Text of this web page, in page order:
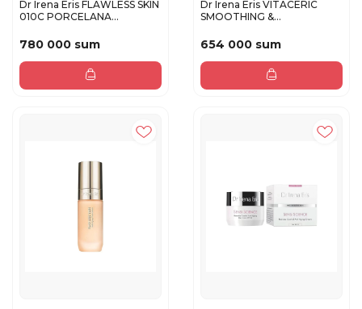
Dr Irena Eris FLAWLESS SKIN
010C PORCELANA
780 000 sum
Dr Irena Eris VITACERIC
SMOOTHING &
654 000 sum